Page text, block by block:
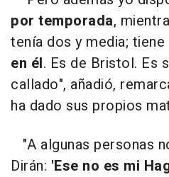
por temporada,
tenía dos y media; tiene
en él. Es de Bristol. Es
callado", añadió,
ha dado sus propios
"A algunas personas
Dirán: 'Ese no es mi